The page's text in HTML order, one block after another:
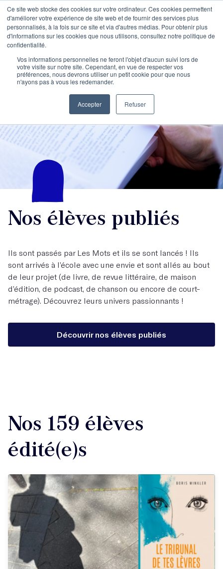
Ce site web stocke des cookies sur votre ordinateur. Ces cookies permettent
d'améliorer votre expérience de site web et de fournir des services plus
personnalisés, à la fois sur ce site et via d'autres médias. Pour obtenir plus
d'informations sur les cookies que nous utilisons, consultez notre politique de
confidentialité.
Vos informations personnelles ne feront l'objet d'aucun suivi lors de
votre visite sur notre site. Cependant, en vue de respecter vos
préférences, nous devrons utiliser un petit cookie pour que nous
n'ayons pas à vous les redemander.
Accepter Refuser
Nos élèves publiés
Ils sont passés par Les Mots et ils se sont lancés ! Ils
sont arrivés à l’école avec une envie et sont allés au bout
de leur projet (de livre, de revue littéraire, de maison
d’édition, de podcast, de chanson ou encore de court-
métrage). Découvrez leurs univers passionnants !
Découvrir nos élèves publiés
Nos 159 élèves
édité(e)s